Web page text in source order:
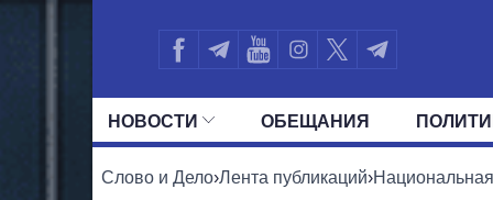
НОВОСТИ ОБЕЩАНИЯ
ВСЕ ПОЛИТИКИ ПРЕЗИДЕНТ И
Слово и Дело›Лента публикаций›